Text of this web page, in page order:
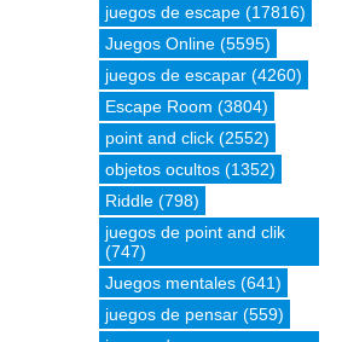
juegos de escape (17816)
Juegos Online (5595)
juegos de escapar (4260)
Escape Room (3804)
point and click (2552)
objetos ocultos (1352)
Riddle (798)
juegos de point and clik
(747)
Juegos mentales (641)
juegos de pensar (559)